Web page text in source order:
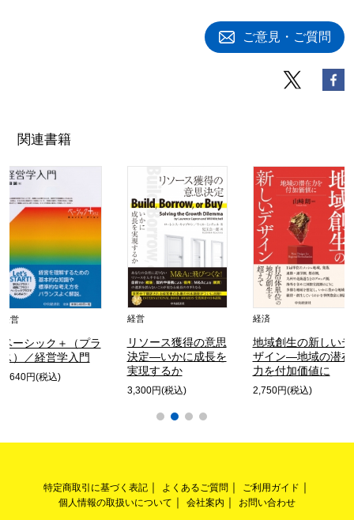
ご意見・ご質問
関連書籍
経営
ベーシック＋（プラ
ス）／経営学入門
2,640円(税込)
経営
リソース獲得の意思
決定―いかに成長を
実現するか
3,300円(税込)
経済
地域創生の新しいデ
ザイン―地域の潜在
力を付加価値に
2,750円(税込)
特定商取引に基づく表記 よくあるご質問
ご利用ガイド
個人情報の取扱いについて
会社案内 お問い合わせ